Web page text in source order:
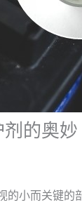
的奥妙
小而关键的